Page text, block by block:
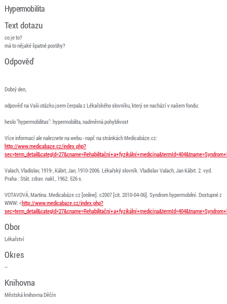
Hypermobilita
Text dotazu
co je to?
má to nějaké špatné postihy?
Odpověď
Dobrý den,
odpověď na Vaši otázku jsem čerpala z Lékařského slovníku, který se nachází v našem fondu:
heslo "hypermobilitas": hypermobilita, nadměrná pohyblivost
Více informací ale naleznete na webu - např. na stránkách Medicabáze.cz:
http://www.medicabaze.cz/index.php?
Valach, Vladislav, 1919-, Kábrt, Jan, 1910-2006. Lékařský slovník. Vladislav Valach, Jan Kábrt. 2. vyd.
Praha : Stát. zdrav. nakl., 1962. 526 s.
VOTAVOVÁ, Martina. Medicabáze.cz [online]. c2007 [cit. 2010-04-06]. Syndrom hypermobilní. Dostupné z
WWW: <http://www.medicabaze.cz/index.php?
Obor
Lékařství
Okres
--
Knihovna
Městská knihovna Děčín